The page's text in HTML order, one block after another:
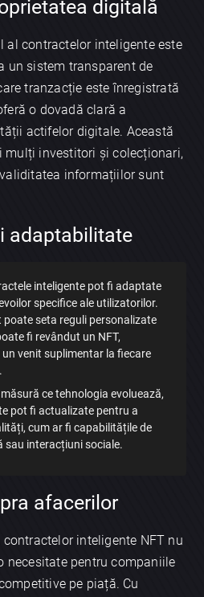
digitală
al contractelor inteligente este
un sistem transparent de
tranzacție este înregistrată
o dovadă clară a
actifelor digitale. Această
mulți investitori și colecționari,
informațiilor sunt
adaptabilitate
inteligente pot fi adaptate
specifice ale utilizatorilor.
poate seta reguli personalizate
fi revândut un NFT,
venit suplimentar la fiecare
măsură ce tehnologia evoluează,
pot fi actualizate pentru a
cum ar fi capabilitățile de
sau interacțiuni sociale.
afacerilor
inteligente NFT nu
necesitate pentru companiile
pe piață. Cu